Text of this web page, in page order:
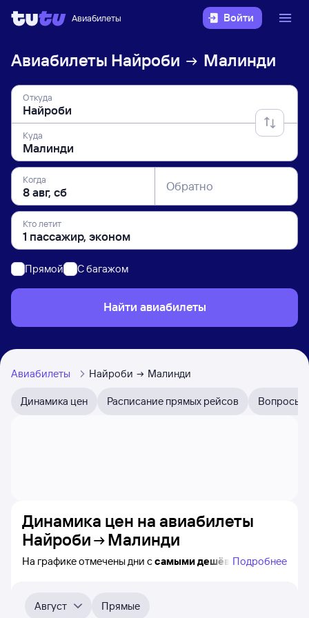
Авиабилеты Войти
Авиабилеты Найроби Малинди
Откуда
Куда
Когда Обратно
Кто летит
Прямой C багажом
Найти авиабилеты
Авиабилеты Найроби Малинди
Динамика цен Расписание прямых рейсов Вопросы
Динамика цен на авиабилеты
Найроби
Малинди
На графике отмечены дни ссамыми дешёвыми
на ближайшие пять месяцев. Выберите день,
перейдите по клику к поиску билетов на нужный рейс и
Подробнее
Август
Прямые